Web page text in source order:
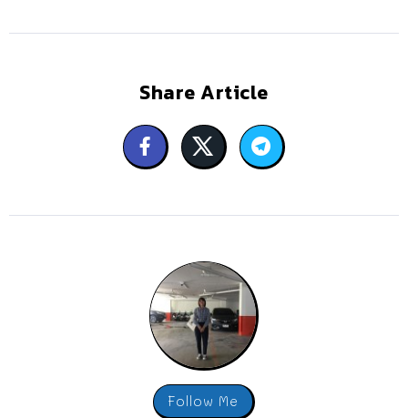
Share Article
Follow Me